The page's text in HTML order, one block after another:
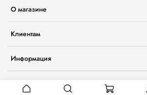
О магазине
Клиентам
Информация